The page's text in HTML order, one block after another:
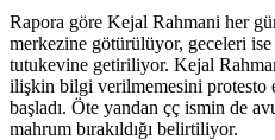
Rapora göre Kejal Rahmani her
merkezine götürülüyor, geceleri
tutukevine getiriliyor. Kejal
ilişkin bilgi verilmemesini protesto
başladı. Öte yandan çç ismin de
mahrum bırakıldığı belirtiliyor.